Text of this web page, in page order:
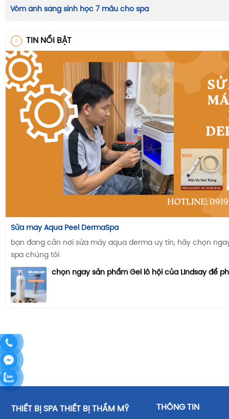
Vòm ánh sáng sinh học 7 mầu cho spa
TIN NỔI BẬT
Sửa máy Aqua Peel DermaSpa
bạn đang cần nơi sửa máy aqua derma uy tín, hãy chọn
spa chúng tôi
chọn ngay sản phẩm Gel lô hội của LIndsay để
THIẾT BỊ SPA THIẾT BỊ THẨM MỸ
THÔNG TIN